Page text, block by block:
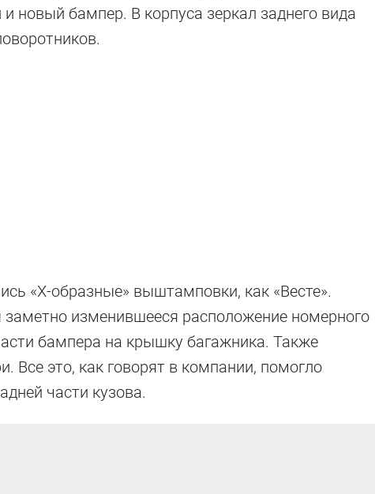
новый бампер. В корпуса зеркал заднего вида
«Х-образные» выштамповки, как «Весте».
заметно изменившееся расположение номерного
бампера на крышку багажника. Также
Все это, как говорят в компании, помогло
части кузова.